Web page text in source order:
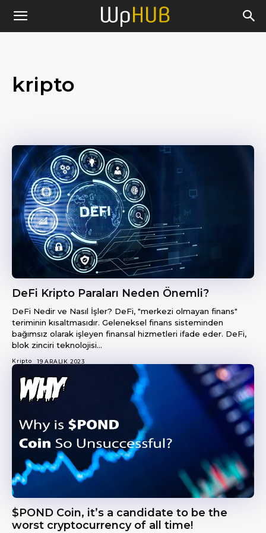
kripto
DeFi Kripto Paraları Neden Önemli?
DeFi Nedir ve Nasıl İşler? DeFi, "merkezi olmayan finans"
teriminin kısaltmasıdır. Geleneksel finans sisteminden
bağımsız olarak işleyen finansal hizmetleri ifade eder. DeFi,
blok zinciri teknolojisi...
Kripto 19 ARALIK 2023
$POND Coin, it’s a candidate to be the
worst cryptocurrency of all time!